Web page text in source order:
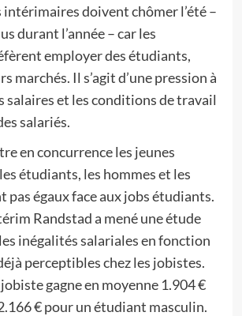
doivent chômer l’été –
durant l’année – car les
employer des étudiants,
marchés. Il s’agit d’une pression à
salaires et les conditions de travail
salariés.
en concurrence les jeunes
étudiants, les hommes et les
pas égaux face aux jobs étudiants.
Randstad a mené une étude
inégalités salariales en fonction
perceptibles chez les jobistes.
gagne en moyenne 1.904 €
€ pour un étudiant masculin.